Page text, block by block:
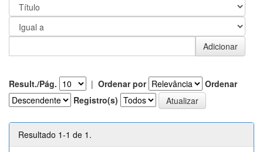
Result./Pág. | Ordenar por
Ordenar
Registro(s)
Resultado 1-1 de 1.